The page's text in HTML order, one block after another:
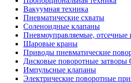
Вакуумная техника
Пневматические схваты
Соленоидные клапаны
Пневмоуправляемые,
Шаровые краны
Приводы пневматические
Дисковые поворотные затворы
Импульсные клапаны
Электрические поворотные